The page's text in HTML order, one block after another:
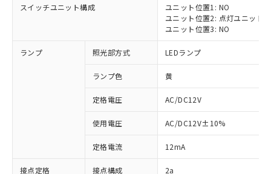
スイッチユニット構成
ユニット位置1: NO
ユニット位置2: 点灯ユニット
ユニット位置3: NO
ランプ 照光部方式 LEDランプ
ランプ色 黄
定格電圧 AC/DC12V
使用電圧 AC/DC12V±10%
定格電流 12mA
接点定格 接点構成 2a
※1 対応状況
対応済み：EU RoHS指令（10物質）の
非含有に対応した製品が提供可能な商品で